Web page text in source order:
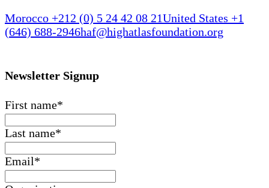
Morocco +212 (0) 5 24 42 08 21United States +1
(646) 688-2946haf@highatlasfoundation.org
Newsletter Signup
First name*
Last name*
Email*